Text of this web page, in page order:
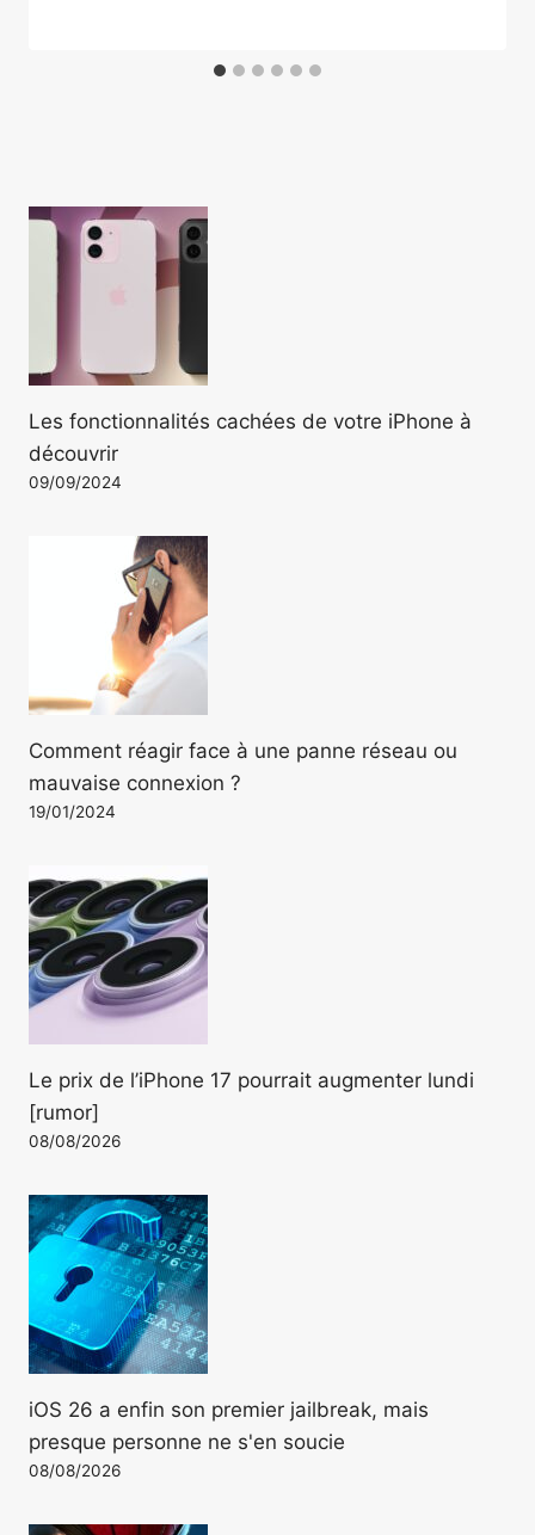
Les fonctionnalités cachées de votre iPhone à
découvrir
09/09/2024
Comment réagir face à une panne réseau ou
mauvaise connexion ?
19/01/2024
Le prix de l’iPhone 17 pourrait augmenter lundi
[rumor]
08/08/2026
iOS 26 a enfin son premier jailbreak, mais
presque personne ne s'en soucie
08/08/2026